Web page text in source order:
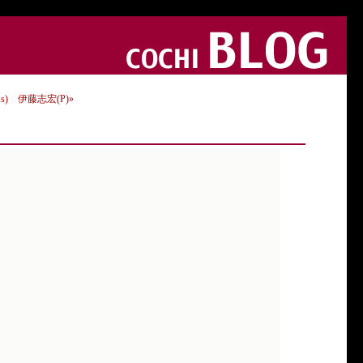
伊藤志宏(P)»